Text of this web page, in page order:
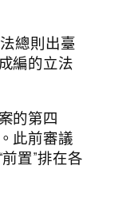
總則出臺
編的立法
的第四
此前審議
置”排在各